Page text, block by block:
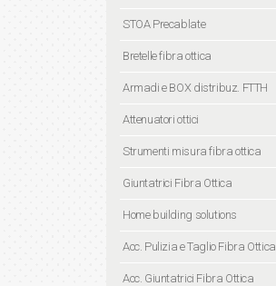
STOA Precablate
Bretelle fibra ottica
Armadi e BOX distribuz. FTTH
Attenuatori ottici
Strumenti misura fibra ottica
Giuntatrici Fibra Ottica
Home building solutions
Acc. Pulizia e Taglio Fibra Ottica
Acc. Giuntatrici Fibra Ottica